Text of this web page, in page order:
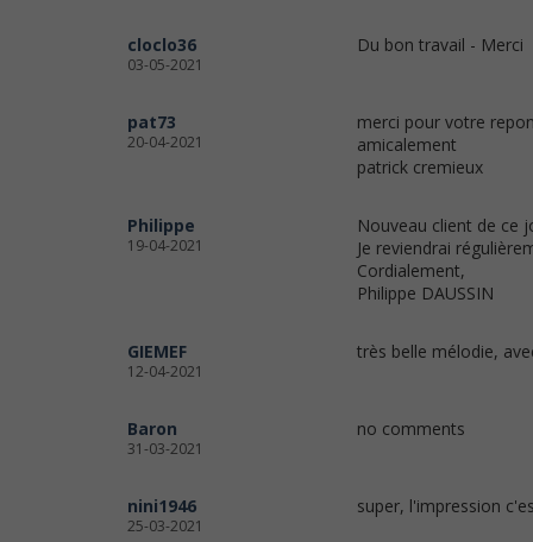
cloclo36
03-05-2021
Du bon travail - Merci
pat73
20-04-2021
merci pour votre
amicalement
patrick cremieux
Philippe
19-04-2021
Nouveau client de ce
Je reviendrai
Cordialement,
Philippe DAUSSIN
GIEMEF
12-04-2021
très belle mélodie,
Baron
31-03-2021
no comments
nini1946
25-03-2021
super, l'impression